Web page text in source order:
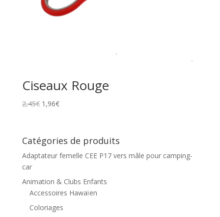
Ciseaux Rouge
2,45€ 1,96€
Catégories de produits
Adaptateur femelle CEE P17 vers mâle pour camping-
car
Animation & Clubs Enfants
Accessoires Hawaïen
Coloriages